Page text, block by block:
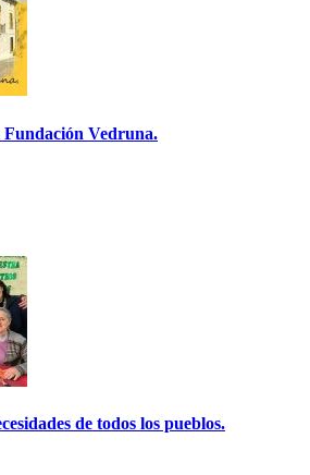
Fundación Vedruna.
de todos los pueblos.